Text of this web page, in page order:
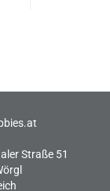
Straße 51